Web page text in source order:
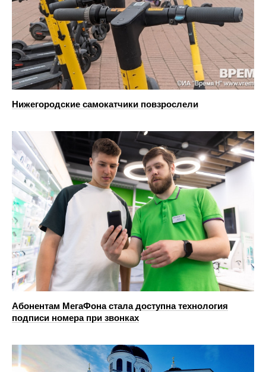
Нижегородские самокатчики повзрослели
Абонентам МегаФона стала доступна технология
подписи номера при звонках